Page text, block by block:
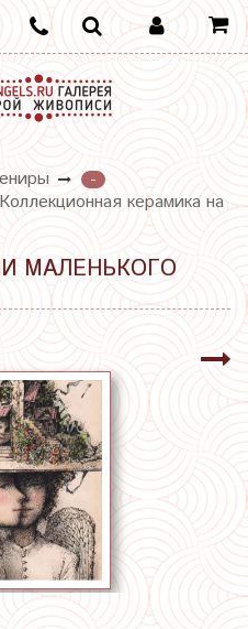
-
керамика на
МАЛЕНЬКОГО